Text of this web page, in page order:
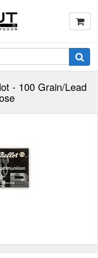
- 100 Grain/Lead